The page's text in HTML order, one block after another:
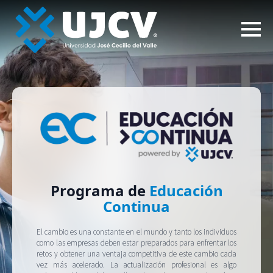
Programa de Educación
Continua
El cambio es una constante en el mundo y tanto los individuos
como las empresas deben estar preparados para enfrentar los
retos y obtener una ventaja competitiva de este cambio cada
vez más acelerado. La actualización profesional es algo